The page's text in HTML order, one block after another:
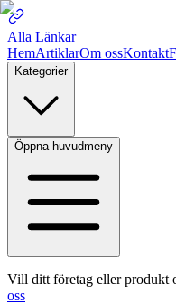
Alla Länkar
HemArtiklarOm ossKontakt
Kategorier
Öppna huvudmeny
Vill ditt företag eller produkt
oss